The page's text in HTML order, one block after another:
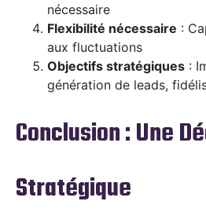
nécessaire
Flexibilité nécessaire :
aux fluctuations
Objectifs stratégiques :
génération de leads,
Conclusion : Une
Stratégique